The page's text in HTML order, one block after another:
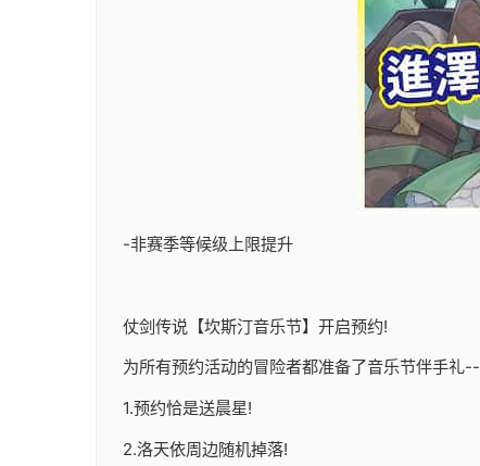
-非赛季等候级上限提升
仗剑传说【坎斯汀音乐节】开启预约!
为所有预约活动的冒险者都准备了音乐节伴手礼--
1.预约恰是送晨星!
2.洛天依周边随机掉落!